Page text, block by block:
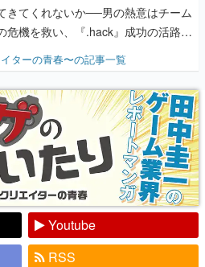
きてくれないか──男の熱意はチーム
危機を救い、『.hack』成功の活路を
ジャンプ』色だった【若ゲのいた
ターの青春〜の記事一覧
Youtube
RSS